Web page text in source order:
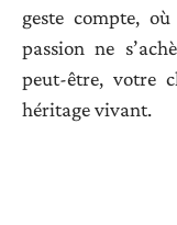
geste compte,
passion ne
peut-être, votre
héritage vivant.